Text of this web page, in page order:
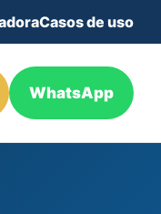
Casos de uso
WhatsApp